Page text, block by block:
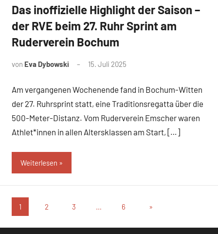
News
Das inoffizielle Highlight der Saison –
der RVE beim 27. Ruhr Sprint am
Ruderverein Bochum
von Eva Dybowski 15. Juli 2025
Am vergangenen Wochenende fand in Bochum-Witten
der 27. Ruhrsprint statt, eine Traditionsregatta über die
500-Meter-Distanz. Vom Ruderverein Emscher waren
Athlet*innen in allen Altersklassen am Start, […]
Weiterlesen
Seitennummerierung
der
1 2 3 … 6
Nächste
»